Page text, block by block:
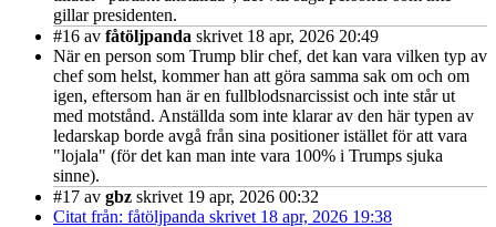
gillar presidenten.
#16 av fåtöljpanda skrivet 18 apr, 2026 20:49
När en person som Trump blir chef, det kan vara vilken typ av
chef som helst, kommer han att göra samma sak om och om
igen, eftersom han är en fullblodsnarcissist och inte står ut
med motstånd. Anställda som inte klarar av den här typen av
ledarskap borde avgå från sina positioner istället för att vara
"lojala" (för det kan man inte vara 100% i Trumps sjuka
sinne).
#17 av gbz skrivet 19 apr, 2026 00:32
Citat från: fåtöljpanda skrivet 18 apr, 2026 19:38